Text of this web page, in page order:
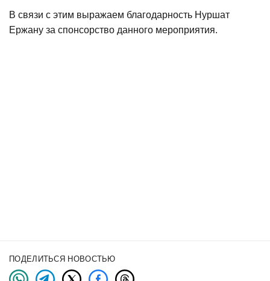
В связи с этим выражаем благодарность Нуршат
Ержану за спонсорство данного мероприятия.
ПОДЕЛИТЬСЯ НОВОСТЬЮ